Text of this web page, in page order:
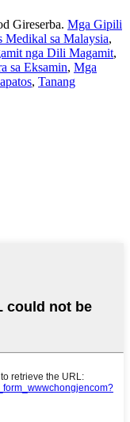
Gireserba. Mga Gipili
Medikal sa Malaysia,
nga Dili Magamit,
sa Eksamin, Mga
, Tanang